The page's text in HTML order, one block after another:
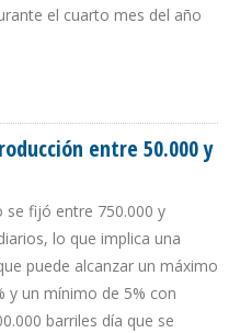
el cuarto mes del año
entre 50.000 y
se fijó entre 750.000 y
lo que implica una
puede alcanzar un máximo
y un mínimo de 5% con
barriles día que se